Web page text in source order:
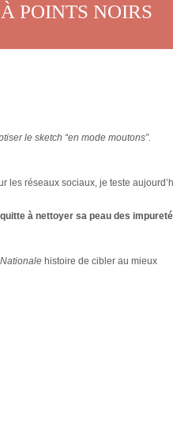
POINTS NOIRS
le sketch “en mode moutons”.
les réseaux sociaux, je teste
quitte à nettoyer sa peau des
histoire de cibler au mieux